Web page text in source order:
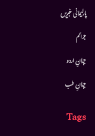
پارلیمانی خبریں
جرائم
جہانِ اردو
جہانِ طب
Tags